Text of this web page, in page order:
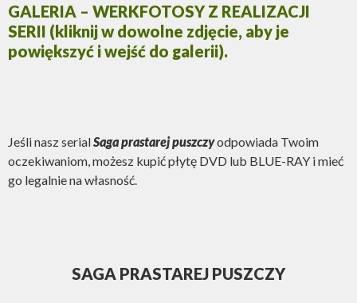
GALERIA – WERKFOTOSY Z REALIZACJI
SERII (kliknij w dowolne zdjęcie, aby je
powiększyć i wejść do galerii).
Jeśli nasz serialSaga prastarej puszczyodpowiada Twoim
oczekiwaniom, możesz kupić płytę DVD lub BLUE-RAY i mieć
go legalnie na własność.
SAGA PRASTAREJ PUSZCZY